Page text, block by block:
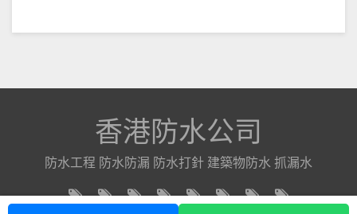
香港防水公司
防水工程 防水防漏 防水打針 建築物防水 抓漏水